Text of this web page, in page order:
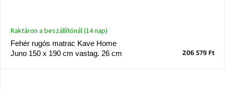
Fehér rugós matrac Kave Home
Juno 150 x 190 cm vastag. 26 cm
Raktáron a beszállítónál (14 nap)
206 579 Ft